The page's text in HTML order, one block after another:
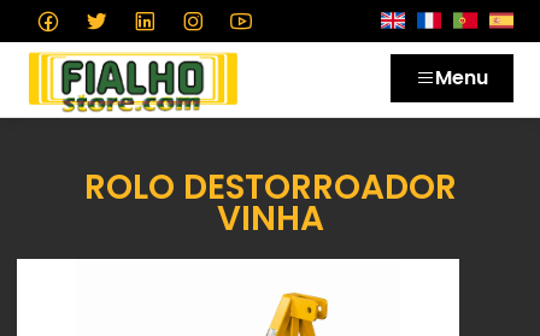
Menu
ROLO DESTORROADOR
VINHA